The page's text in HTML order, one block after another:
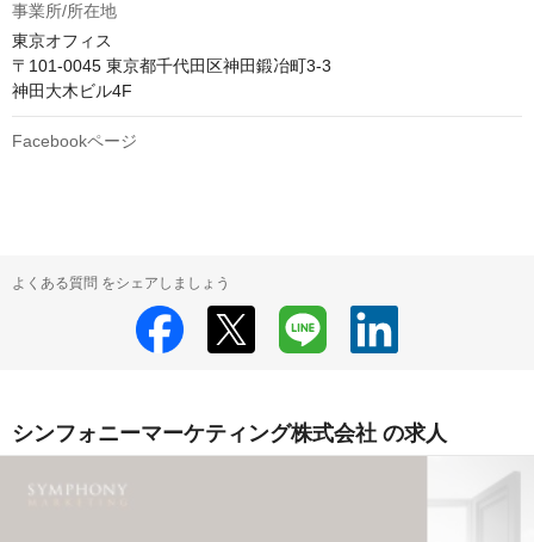
事業所/所在地
東京オフィス
〒101-0045 東京都千代田区神田鍛冶町3-3
神田大木ビル4F
Facebookページ
よくある質問 をシェアしましょう
シンフォニーマーケティング株式会社 の求人